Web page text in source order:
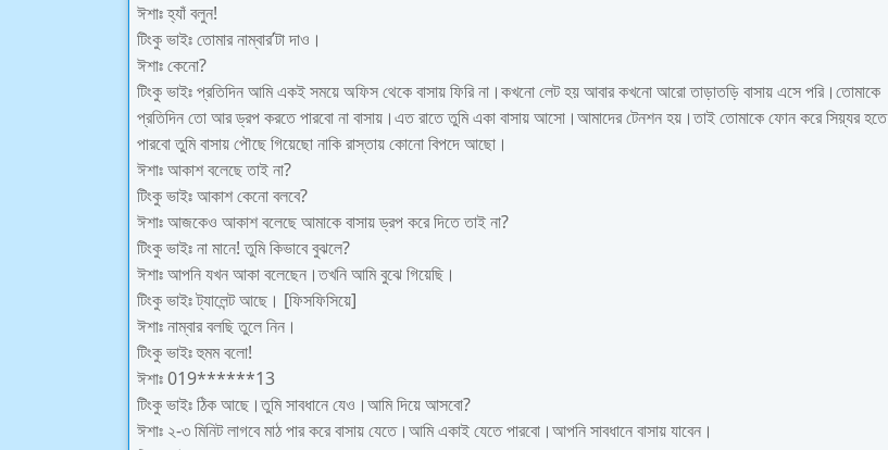
ঈশাঃ হ্যাঁ বলুন!
টিংকু ভাইঃ তোমার নাম্বার’টা দাও।
ঈশাঃ কেনো?
টিংকু ভাইঃ প্রতিদিন আমি একই সময়ে অফিস থেকে বাসায় ফিরি না।কখনো লেট হয় আবার কখনো আরো তাড়াতড়ি বাসায় এসে পরি।তোমাকে
প্রতিদিন তো আর ড্রপ করতে পারবো না বাসায়।এত রাতে তুমি একা বাসায় আসো।আমাদের টেনশন হয়।তাই তোমাকে ফোন করে সিয়্যর হতে
পারবো তুমি বাসায় পৌছে গিয়েছো নাকি রাস্তায় কোনো বিপদে আছো।
ঈশাঃ আকাশ বলেছে তাই না?
টিংকু ভাইঃ আকাশ কেনো বলবে?
ঈশাঃ আজকেও আকাশ বলেছে আমাকে বাসায় ড্রপ করে দিতে তাই না?
টিংকু ভাইঃ না মানে! তুমি কিভাবে বুঝলে?
ঈশাঃ আপনি যখন আকা বলেছেন।তখনি আমি বুঝে গিয়েছি।
টিংকু ভাইঃ ট্যালেন্ট আছে। [ফিসফিসিয়ে]
ঈশাঃ নাম্বার বলছি তুলে নিন।
টিংকু ভাইঃ হুমম বলো!
ঈশাঃ 019******13
টিংকু ভাইঃ ঠিক আছে।তুমি সাবধানে যেও।আমি দিয়ে আসবো?
ঈশাঃ ২-৩ মিনিট লাগবে মাঠ পার করে বাসায় যেতে।আমি একাই যেতে পারবো।আপনি সাবধানে বাসায় যাবেন।